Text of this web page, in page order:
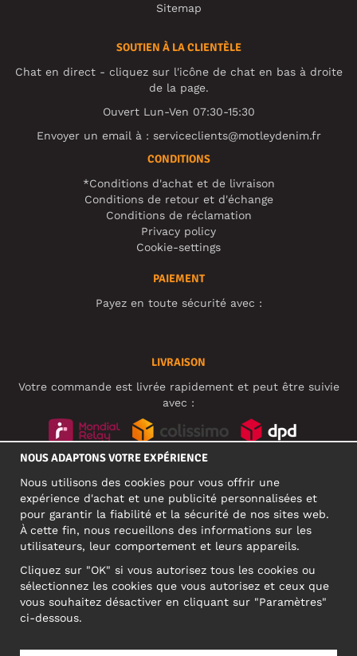
Sitemap
SOUTIEN À LA CLIENTÈLE
Chat en direct - cliquez sur l'icône de chat en bas à droite
de la page.
Ouvert Lun-Ven 07:30-15:30
Envoyer un email à : serviceclients@motleydenim.fr
CONDITIONS
*Conditions d'achat et de livraison
Conditions de retour et d'échange
Conditions de réclamation
Privacy policy
Cookie-settings
PAIEMENT
Payez en toute sécurité avec :
LIVRAISON
Votre commande est livrée rapidement et peut être suivie
avec :
ADRESSE PROFESSIONNELLE
Narva mnt 5, EE-10117 Tallinn
Reg: 12356245
ATTENTION ! N'envoyez pas les retours de produits à cette
NOUS ADAPTONS VOTRE EXPÉRIENCE
Nous utilisons des cookies pour vous offrir une
expérience d'achat et une publicité personnalisées et
pour garantir la fiabilité et la sécurité de nos sites web.
À cette fin, nous recueillons des informations sur les
utilisateurs, leur comportement et leurs appareils.
Cliquez sur "OK" si vous autorisez tous les cookies ou
sélectionnez les cookies que vous autorisez et ceux que
vous souhaitez désactiver en cliquant sur "Paramètres"
ci-dessous.